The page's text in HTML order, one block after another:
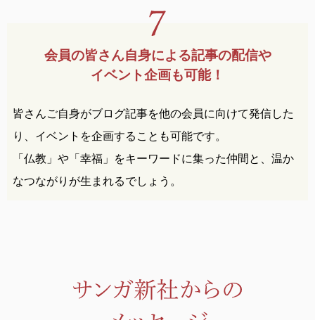
会員の皆さん自身による記事の配信や
イベント企画も可能！
皆さんご自身がブログ記事を他の会員に向けて発信した
り、イベントを企画することも可能です。
「仏教」や「幸福」をキーワードに集った仲間と、温か
なつながりが生まれるでしょう。